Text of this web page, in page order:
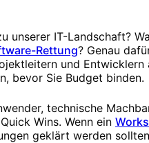
unserer IT-Landschaft?
Rettung? Genau
und Entwicklern
bevor Sie Budget binden.
technische
Wins. Wenn ein
geklärt werden